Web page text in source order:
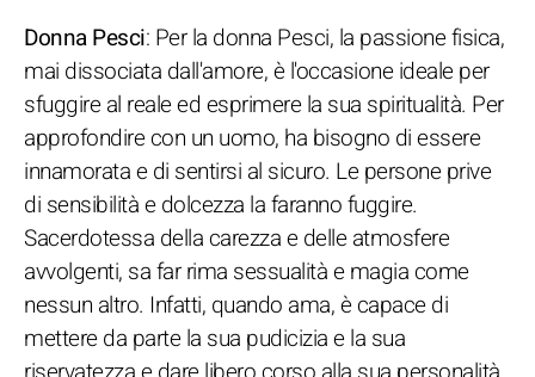
Donna Pesci: Per la donna Pesci, la passione fisica,
mai dissociata dall'amore, è l'occasione ideale per
sfuggire al reale ed esprimere la sua spiritualità. Per
approfondire con un uomo, ha bisogno di essere
innamorata e di sentirsi al sicuro. Le persone prive
di sensibilità e dolcezza la faranno fuggire.
Sacerdotessa della carezza e delle atmosfere
avvolgenti, sa far rima sessualità e magia come
nessun altro. Infatti, quando ama, è capace di
mettere da parte la sua pudicizia e la sua